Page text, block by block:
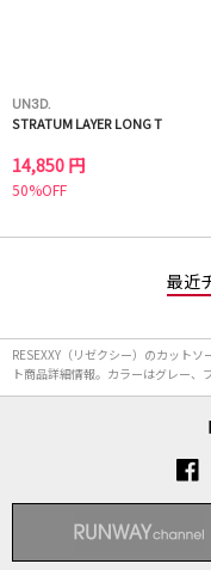
UN3D.
STRATUM LAYER LONG T
14,850 円
50%OFF
最近
RESEXXY（リゼクシー）のカット
ト商品詳細情報。カラーはグレー、